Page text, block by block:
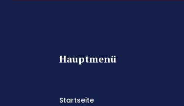
Hauptmenü
Startseite